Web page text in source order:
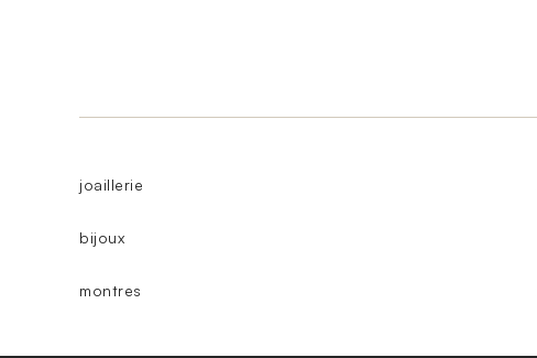
joaillerie
bijoux
montres